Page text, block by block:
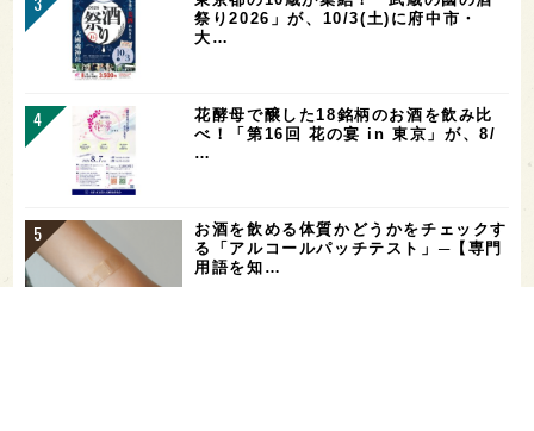
祭り2026」が、10/3(土)に府中市・
大…
花酵母で醸した18銘柄のお酒を飲み比
べ！「第16回 花の宴 in 東京」が、8/
…
お酒を飲める体質かどうかをチェックす
る「アルコールパッチテスト」─【専門
用語を知…